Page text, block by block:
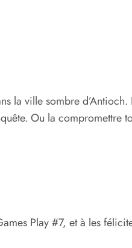
la ville sombre
Ou la compromettre
Play #7, et à les